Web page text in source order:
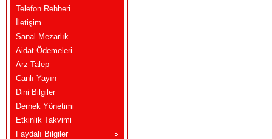
Telefon Rehberi
İletişim
Sanal Mezarlık
Aidat Ödemeleri
Arz-Talep
Canlı Yayın
Dini Bilgiler
Dernek Yönetimi
Etkinlik Takvimi
Faydalı Bilgiler